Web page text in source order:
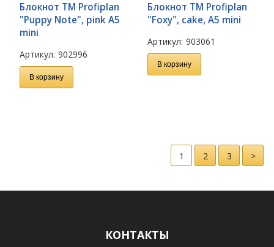
Блокнот TM Profiplan
"Puppy Note", pink A5
mini
Артикул: 902996
В корзину
Блокнот TM Profiplan
"Foxy", cake, A5 mini
Артикул: 903061
В корзину
1 2 3 >
КОНТАКТЫ